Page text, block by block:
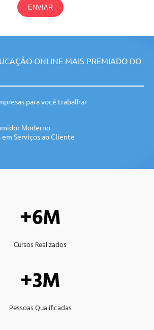
ENVIAR
ONLINE MAIS PREMIADO DO
para você trabalhar
Moderno
Serviços ao Cliente
+6M
Cursos Realizados
+3M
Pessoas Qualificadas